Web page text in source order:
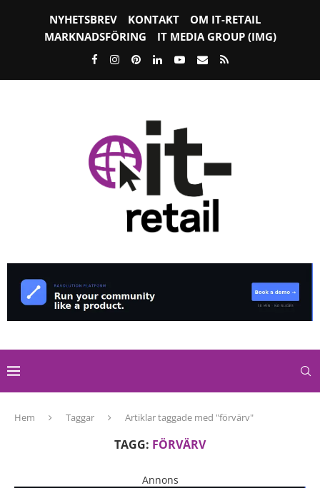
NYHETSBREV KONTAKT
OM IT-RETAIL
MARKNADSFÖRING
IT MEDIA GROUP (IMG)
Hem Taggar Artiklar taggade med "förvärv"
TAGG: FÖRVÄRV
Annons